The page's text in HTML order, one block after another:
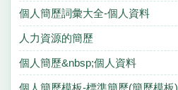
個人簡歷詞彙大全-個人資料
人力資源的簡歷
個人簡歷&nbsp;個人資料
個人簡歷模板-標準簡歷(簡歷模板)